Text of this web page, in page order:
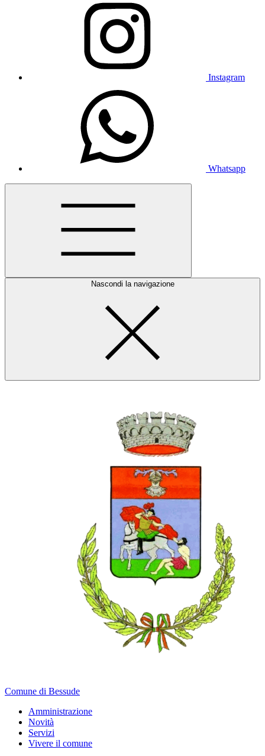
Instagram
Whatsapp
Nascondi la navigazione
Comune di Bessude
Amministrazione
Novità
Servizi
Vivere il comune